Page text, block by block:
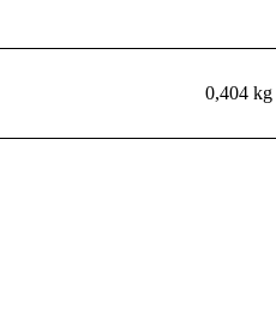
0,404 kg